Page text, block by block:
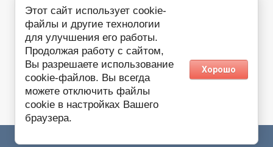
О компании
Информация
Контакты
создать интернет
магазин
megagroup.ru
Этот сайт использует cookie-
файлы и другие технологии
для улучшения его работы.
Продолжая работу с сайтом,
Вы разрешаете использование
cookie-файлов. Вы всегда
можете отключить файлы
cookie в настройках Вашего
браузера.
Хорошо